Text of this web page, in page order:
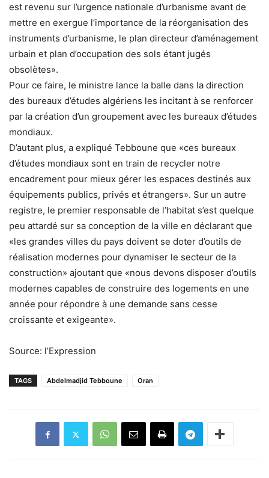
est revenu sur l’urgence nationale d’urbanisme avant de
mettre en exergue l’importance de la réorganisation des
instruments d’urbanisme, le plan directeur d’aménagement
urbain et plan d’occupation des sols étant jugés
obsolètes».
Pour ce faire, le ministre lance la balle dans la direction
des bureaux d’études algériens les incitant à se renforcer
par la création d’un groupement avec les bureaux d’études
mondiaux.
D’autant plus, a expliqué Tebboune que «ces bureaux
d’études mondiaux sont en train de recycler notre
encadrement pour mieux gérer les espaces destinés aux
équipements publics, privés et étrangers». Sur un autre
registre, le premier responsable de l’habitat s’est quelque
peu attardé sur sa conception de la ville en déclarant que
«les grandes villes du pays doivent se doter d’outils de
réalisation modernes pour dynamiser le secteur de la
construction» ajoutant que «nous devons disposer d’outils
modernes capables de construire des logements en une
année pour répondre à une demande sans cesse
croissante et exigeante».
Source: l’Expression
TAGS Abdelmadjid Tebboune Oran